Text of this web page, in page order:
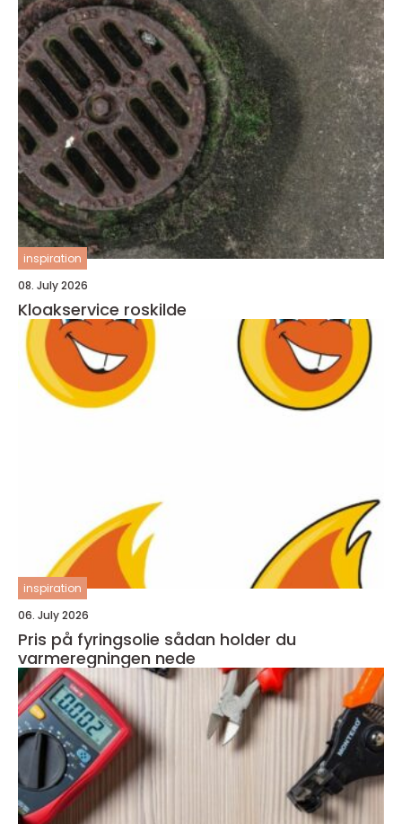
inspiration
08. July 2026
Kloakservice roskilde
inspiration
06. July 2026
Pris på fyringsolie sådan holder du
varmeregningen nede